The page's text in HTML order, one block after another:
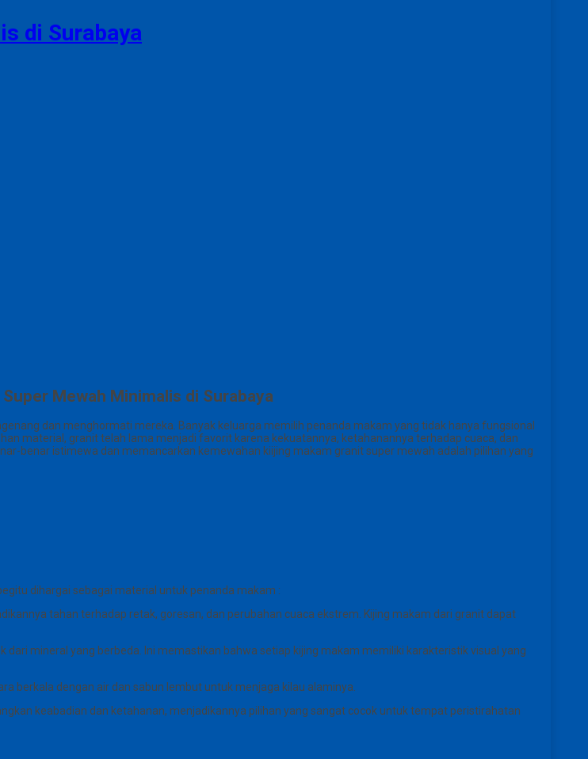
di Surabaya
Mewah Minimalis di Surabaya
dan menghormati mereka. Banyak keluarga memilih penanda makam yang tidak hanya fungsional
material, granit telah lama menjadi favorit karena kekuatannya, ketahanannya terhadap cuaca, dan
benar istimewa dan memancarkan kemewahan kiijing makam granit super mewah adalah pilihan yang
dihargai sebagai material untuk penanda makam :
tahan terhadap retak, goresan, dan perubahan cuaca ekstrem. Kijing makam dari granit dapat
mineral yang berbeda. Ini memastikan bahwa setiap kijing makam memiliki karakteristik visual yang
berkala dengan air dan sabun lembut untuk menjaga kilau alaminya.
keabadian dan ketahanan, menjadikannya pilihan yang sangat cocok untuk tempat peristirahatan